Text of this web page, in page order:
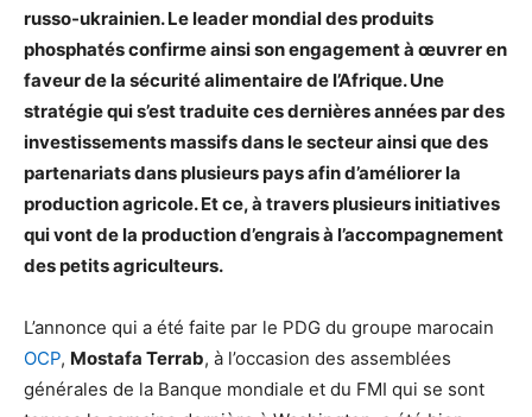
russo-ukrainien. Le leader mondial des produits
phosphatés confirme ainsi son engagement à œuvrer en
faveur de la sécurité alimentaire de l’Afrique. Une
stratégie qui s’est traduite ces dernières années par des
investissements massifs dans le secteur ainsi que des
partenariats dans plusieurs pays afin d’améliorer la
production agricole. Et ce, à travers plusieurs initiatives
qui vont de la production d’engrais à l’accompagnement
des petits agriculteurs.
L’annonce qui a été faite par le PDG du groupe marocain
OCP, Mostafa Terrab, à l’occasion des assemblées
générales de la Banque mondiale et du FMI qui se sont